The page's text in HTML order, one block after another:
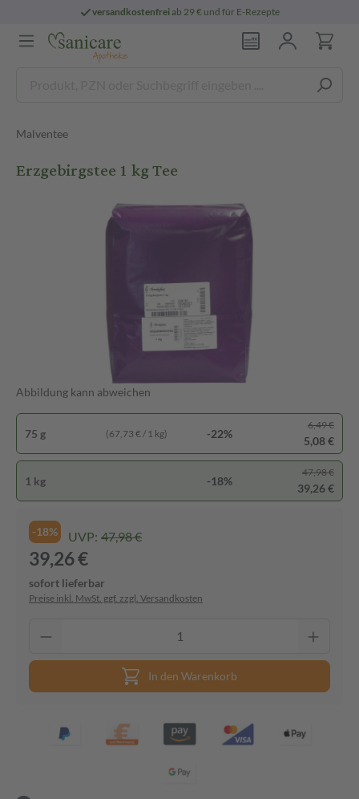
versandkostenfreiab 29 € und für E-Rezepte
Malventee
Erzgebirgstee 1 kg Tee
Abbildung kann abweichen
75 g (67,73 € / 1 kg) -22%
6,49 €
5,08 €
1 kg -18%
47,98 €
39,26 €
-18% UVP: 47,98 €
39,26 €
sofort lieferbar
Preise inkl. MwSt. ggf. zzgl. Versandkosten
In den Warenkorb